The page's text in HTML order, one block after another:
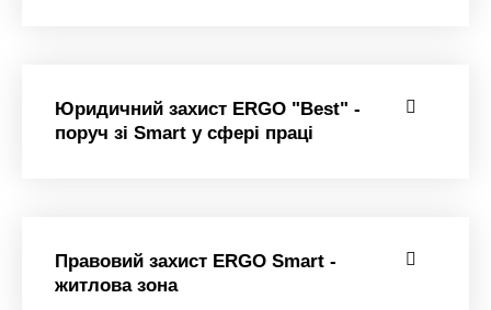
Юридичний захист ERGO "Best" -
поруч зі Smart у сфері праці
Правовий захист ERGO Smart -
житлова зона